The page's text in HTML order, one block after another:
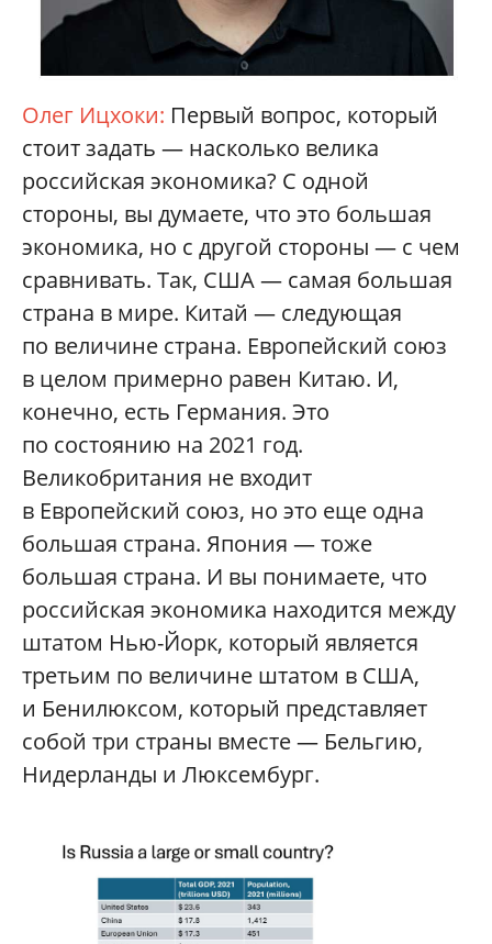
Олег Ицхоки: Первый вопрос, который
стоит задать — насколько велика
российская экономика? С одной
стороны, вы думаете, что это большая
экономика, но с другой стороны — с чем
сравнивать. Так, США — самая большая
страна в мире. Китай — следующая
по величине страна. Европейский союз
в целом примерно равен Китаю. И,
конечно, есть Германия. Это
по состоянию на 2021 год.
Великобритания не входит
в Европейский союз, но это еще одна
большая страна. Япония — тоже
большая страна. И вы понимаете, что
российская экономика находится между
штатом Нью-Йорк, который является
третьим по величине штатом в США,
и Бенилюксом, который представляет
собой три страны вместе — Бельгию,
Нидерланды и Люксембург.